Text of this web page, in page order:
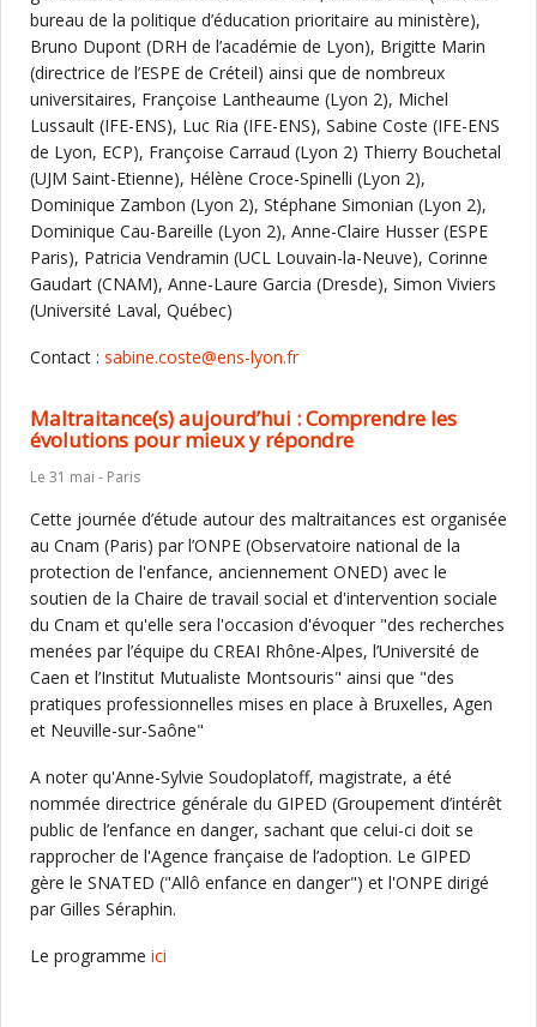
bureau de la politique d’éducation prioritaire au ministère),
Bruno Dupont (DRH de l’académie de Lyon), Brigitte Marin
(directrice de l’ESPE de Créteil) ainsi que de nombreux
universitaires, Françoise Lantheaume (Lyon 2), Michel
Lussault (IFE-ENS), Luc Ria (IFE-ENS), Sabine Coste (IFE-ENS
de Lyon, ECP), Françoise Carraud (Lyon 2) Thierry Bouchetal
(UJM Saint-Etienne), Hélène Croce-Spinelli (Lyon 2),
Dominique Zambon (Lyon 2), Stéphane Simonian (Lyon 2),
Dominique Cau-Bareille (Lyon 2), Anne-Claire Husser (ESPE
Paris), Patricia Vendramin (UCL Louvain-la-Neuve), Corinne
Gaudart (CNAM), Anne-Laure Garcia (Dresde), Simon Viviers
(Université Laval, Québec)
Contact : sabine.coste@ens-lyon.fr
Maltraitance(s) aujourd’hui : Comprendre les
évolutions pour mieux y répondre
Le 31 mai - Paris
Cette journée d’étude autour des maltraitances est organisée
au Cnam (Paris) par l’ONPE (Observatoire national de la
protection de l'enfance, anciennement ONED) avec le
soutien de la Chaire de travail social et d'intervention sociale
du Cnam et qu'elle sera l'occasion d'évoquer "des recherches
menées par l’équipe du CREAI Rhône-Alpes, l’Université de
Caen et l’Institut Mutualiste Montsouris" ainsi que "des
pratiques professionnelles mises en place à Bruxelles, Agen
et Neuville-sur-Saône"
A noter qu'Anne-Sylvie Soudoplatoff, magistrate, a été
nommée directrice générale du GIPED (Groupement d’intérêt
public de l’enfance en danger, sachant que celui-ci doit se
rapprocher de l'Agence française de l’adoption. Le GIPED
gère le SNATED ("Allô enfance en danger") et l'ONPE dirigé
par Gilles Séraphin.
Le programme ici